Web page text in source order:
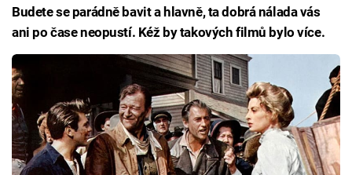
Budete se parádně bavit a hlavně, ta dobrá nálada vás
ani po čase neopustí. Kéž by takových filmů bylo více.